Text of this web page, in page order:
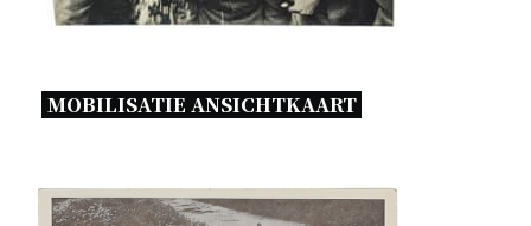
MOBILISATIE ANSICHTKAART